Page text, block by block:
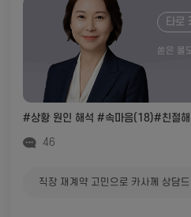
타로
쏟은 물
#상황 원인 해석 #속마음(18)#친절
46